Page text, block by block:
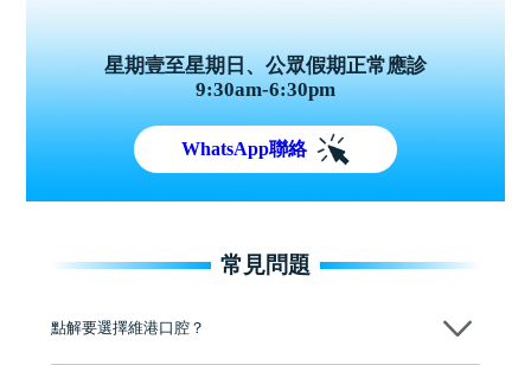
星期壹至星期日、公眾假期正常應診
9:30am-6:30pm
WhatsApp聯絡
常見問題
點解要選擇維港口腔？
維港口腔踐行「醫道濟世」的大學校訓，各分院匯聚來自香港、內地的